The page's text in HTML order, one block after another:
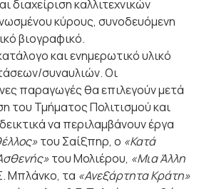
διαχείριση καλλιτεχνικών
κύρους, συνοδευόμενη
βιογραφικό.
και ενημερωτικό υλικό
συναυλιών. Οι
παραγωγές θα επιλεγούν μετά
του Τμήματος Πολιτισμού και
να περιλαμβάνουν έργα
του Σαίξπηρ, ο «Κατά
του Μολιέρου, «Μια Άλλη
Μπλάνκο, τα «Ανεξάρτητα Κράτη»